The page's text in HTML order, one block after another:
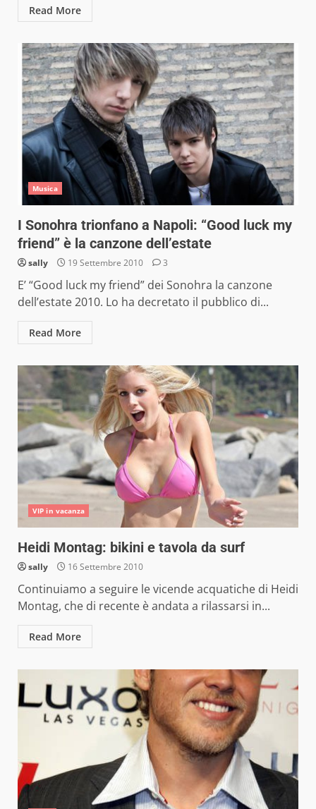
Read More
Musica
I Sonohra trionfano a Napoli: “Good luck my
friend” è la canzone dell’estate
sally 19 Settembre 2010 3
E’ “Good luck my friend” dei Sonohra la canzone
dell’estate 2010. Lo ha decretato il pubblico di...
Read More
VIP in vacanza
Heidi Montag: bikini e tavola da surf
sally 16 Settembre 2010
Continuiamo a seguire le vicende acquatiche di Heidi
Montag, che di recente è andata a rilassarsi in...
Read More